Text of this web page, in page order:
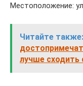
Местоположение:
Читайте также:
лучше сходить